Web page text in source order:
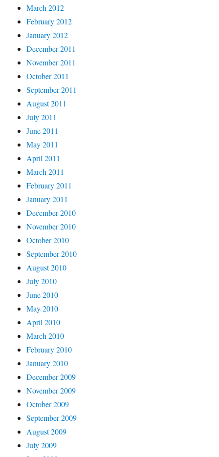
March 2012
February 2012
January 2012
December 2011
November 2011
October 2011
September 2011
August 2011
July 2011
June 2011
May 2011
April 2011
March 2011
February 2011
January 2011
December 2010
November 2010
October 2010
September 2010
August 2010
July 2010
June 2010
May 2010
April 2010
March 2010
February 2010
January 2010
December 2009
November 2009
October 2009
September 2009
August 2009
July 2009